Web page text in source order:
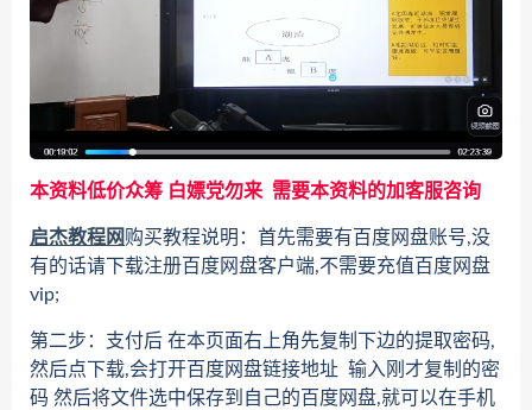
本资料低价众筹 白嫖党勿来 需要本资料的加客服咨询
启杰教程网购买教程说明：首先需要有百度网盘账号,没
有的话请下载注册百度网盘客户端,不需要充值百度网盘
vip;
第二步：支付后 在本页面右上角先复制下边的提取密码,
然后点下载,会打开百度网盘链接地址 输入刚才复制的密
码 然后将文件选中保存到自己的百度网盘,就可以在手机